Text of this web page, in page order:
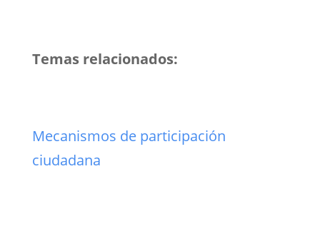
Temas relacionados:
Mecanismos de participación
ciudadana